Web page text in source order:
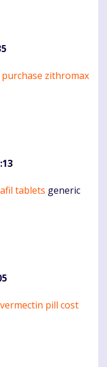
purchase zithromax
tablets generic
pill cost